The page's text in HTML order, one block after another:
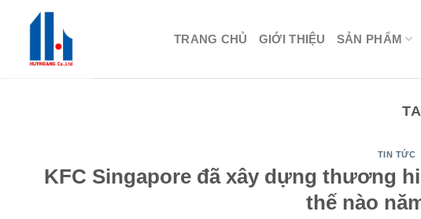
TRANG CHỦ GIỚI THIỆU SẢN PHẨM
TIN TỨC
KFC Singapore đã xây dựng thương
thế nào